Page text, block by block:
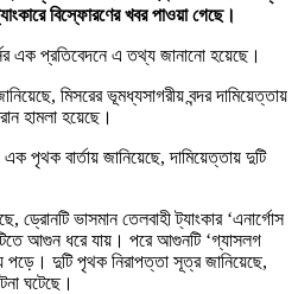
বিস্ফোরণের খবর পাওয়া গেছে।
এক প্রতিবেদনে এ তথ্য জানানো হয়েছে।
মিসরের ভূমধ্যসাগরীয় বন্দর দামিয়েত্তায়
হামলা হয়েছে।
এক পৃথক বার্তায় জানিয়েছে, দামিয়েত্তায় দুটি
ড্রোনটি ভাসমান তেলবাহী ট্যাংকার ‘এনার্গোস
আগুন ধরে যায়। পরে আগুনটি ‘গ্যাসলগ
পড়ে। দুটি পৃথক নিরাপত্তা সূত্র জানিয়েছে,
ঘটেছে।